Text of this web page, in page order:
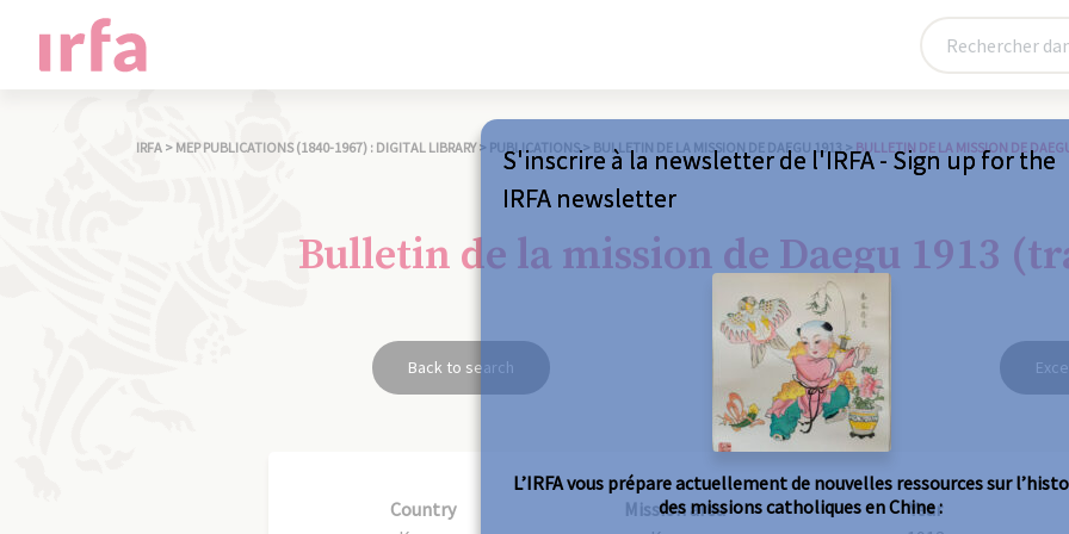
IRFA > MEP PUBLICATIONS (1840-1967) : DIGITAL LIBRARY > PUBLICATIONS > BULLETIN DE LA MISSION DE DAEGU 1913 >BULLETIN DE LA MISSION DE
Bulletin de la mission de Daegu 1913
Back to search
Country
Mission area
Year
S'inscrire à la newsletter de l'IRFA - Sign up for the
IRFA newsletter
L’IRFA vous prépare actuellement de nouvelles ressources sur
des missions catholiques en Chine :